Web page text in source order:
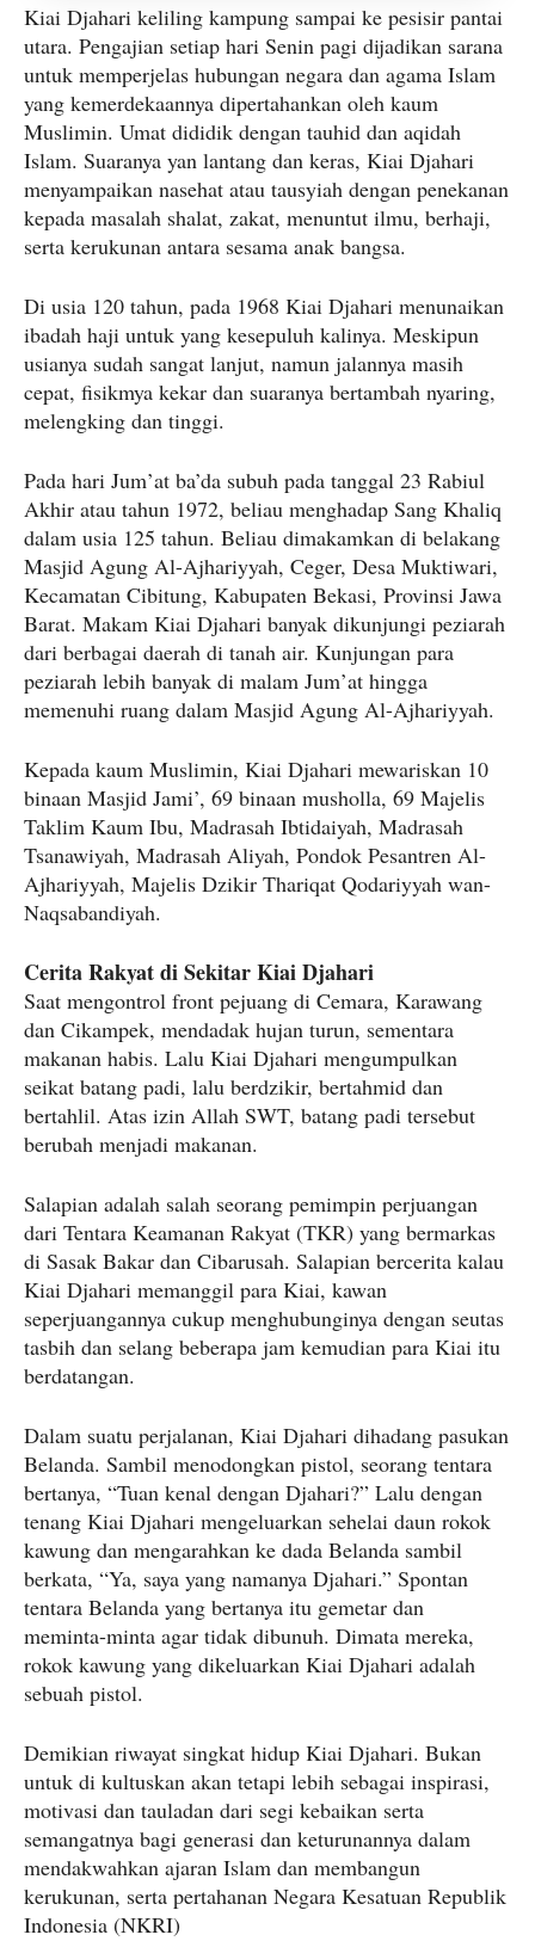
Kiai Djahari keliling kampung sampai ke pesisir pantai
utara. Pengajian setiap hari Senin pagi dijadikan sarana
untuk memperjelas hubungan negara dan agama Islam
yang kemerdekaannya dipertahankan oleh kaum
Muslimin. Umat dididik dengan tauhid dan aqidah
Islam. Suaranya yan lantang dan keras, Kiai Djahari
menyampaikan nasehat atau tausyiah dengan penekanan
kepada masalah shalat, zakat, menuntut ilmu, berhaji,
serta kerukunan antara sesama anak bangsa.
Di usia 120 tahun, pada 1968 Kiai Djahari menunaikan
ibadah haji untuk yang kesepuluh kalinya. Meskipun
usianya sudah sangat lanjut, namun jalannya masih
cepat, fisikmya kekar dan suaranya bertambah nyaring,
melengking dan tinggi.
Pada hari Jum’at ba’da subuh pada tanggal 23 Rabiul
Akhir atau tahun 1972, beliau menghadap Sang Khaliq
dalam usia 125 tahun. Beliau dimakamkan di belakang
Masjid Agung Al-Ajhariyyah, Ceger, Desa Muktiwari,
Kecamatan Cibitung, Kabupaten Bekasi, Provinsi Jawa
Barat. Makam Kiai Djahari banyak dikunjungi peziarah
dari berbagai daerah di tanah air. Kunjungan para
peziarah lebih banyak di malam Jum’at hingga
memenuhi ruang dalam Masjid Agung Al-Ajhariyyah.
Kepada kaum Muslimin, Kiai Djahari mewariskan 10
binaan Masjid Jami’, 69 binaan musholla, 69 Majelis
Taklim Kaum Ibu, Madrasah Ibtidaiyah, Madrasah
Tsanawiyah, Madrasah Aliyah, Pondok Pesantren Al-
Ajhariyyah, Majelis Dzikir Thariqat Qodariyyah wan-
Naqsabandiyah.
Cerita Rakyat di Sekitar Kiai Djahari
Saat mengontrol front pejuang di Cemara, Karawang
dan Cikampek, mendadak hujan turun, sementara
makanan habis. Lalu Kiai Djahari mengumpulkan
seikat batang padi, lalu berdzikir, bertahmid dan
bertahlil. Atas izin Allah SWT, batang padi tersebut
berubah menjadi makanan.
Salapian adalah salah seorang pemimpin perjuangan
dari Tentara Keamanan Rakyat (TKR) yang bermarkas
di Sasak Bakar dan Cibarusah. Salapian bercerita kalau
Kiai Djahari memanggil para Kiai, kawan
seperjuangannya cukup menghubunginya dengan seutas
tasbih dan selang beberapa jam kemudian para Kiai itu
berdatangan.
Dalam suatu perjalanan, Kiai Djahari dihadang pasukan
Belanda. Sambil menodongkan pistol, seorang tentara
bertanya, “Tuan kenal dengan Djahari?” Lalu dengan
tenang Kiai Djahari mengeluarkan sehelai daun rokok
kawung dan mengarahkan ke dada Belanda sambil
berkata, “Ya, saya yang namanya Djahari.” Spontan
tentara Belanda yang bertanya itu gemetar dan
meminta-minta agar tidak dibunuh. Dimata mereka,
rokok kawung yang dikeluarkan Kiai Djahari adalah
sebuah pistol.
Demikian riwayat singkat hidup Kiai Djahari. Bukan
untuk di kultuskan akan tetapi lebih sebagai inspirasi,
motivasi dan tauladan dari segi kebaikan serta
semangatnya bagi generasi dan keturunannya dalam
mendakwahkan ajaran Islam dan membangun
kerukunan, serta pertahanan Negara Kesatuan Republik
Indonesia (NKRI)